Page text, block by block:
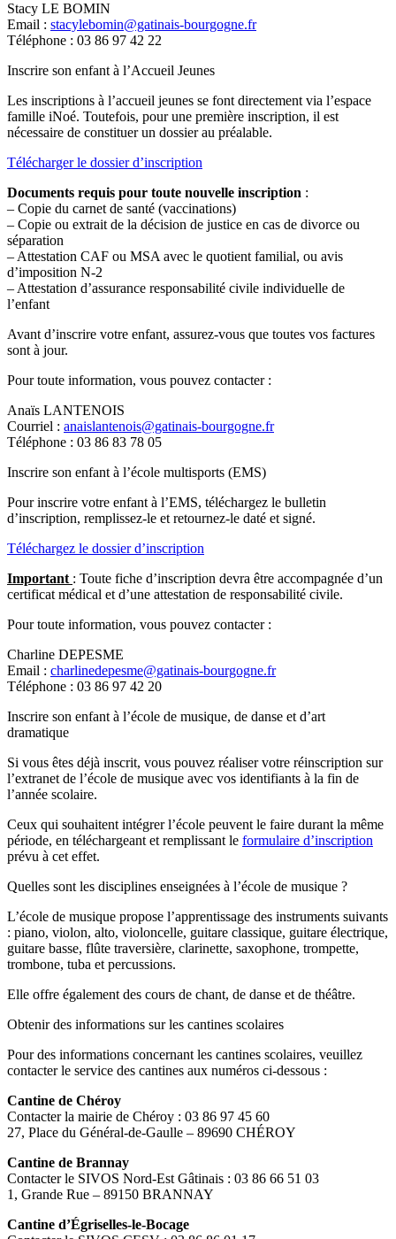
Stacy LE BOMIN
Email : stacylebomin@gatinais-bourgogne.fr
Téléphone : 03 86 97 42 22
Inscrire son enfant à l’Accueil Jeunes
Les inscriptions à l’accueil jeunes se font directement via l’espace
famille iNoé. Toutefois, pour une première inscription, il est
nécessaire de constituer un dossier au préalable.
Télécharger le dossier d’inscription
Documents requis pour toute nouvelle inscription :
– Copie du carnet de santé (vaccinations)
– Copie ou extrait de la décision de justice en cas de divorce ou
séparation
– Attestation CAF ou MSA avec le quotient familial, ou avis
d’imposition N-2
– Attestation d’assurance responsabilité civile individuelle de
l’enfant
Avant d’inscrire votre enfant, assurez-vous que toutes vos factures
sont à jour.
Pour toute information, vous pouvez contacter :
Anaïs LANTENOIS
Courriel : anaislantenois@gatinais-bourgogne.fr
Téléphone : 03 86 83 78 05
Inscrire son enfant à l’école multisports (EMS)
Pour inscrire votre enfant à l’EMS, téléchargez le bulletin
d’inscription, remplissez-le et retournez-le daté et signé.
Téléchargez le dossier d’inscription
Important : Toute fiche d’inscription devra être accompagnée d’un
certificat médical et d’une attestation de responsabilité civile.
Pour toute information, vous pouvez contacter :
Charline DEPESME
Email : charlinedepesme@gatinais-bourgogne.fr
Téléphone : 03 86 97 42 20
Inscrire son enfant à l’école de musique, de danse et d’art
dramatique
Si vous êtes déjà inscrit, vous pouvez réaliser votre réinscription sur
l’extranet de l’école de musique avec vos identifiants à la fin de
l’année scolaire.
Ceux qui souhaitent intégrer l’école peuvent le faire durant la même
période, en téléchargeant et remplissant le formulaire d’inscription
prévu à cet effet.
Quelles sont les disciplines enseignées à l’école de musique ?
L’école de musique propose l’apprentissage des instruments suivants
: piano, violon, alto, violoncelle, guitare classique, guitare électrique,
guitare basse, flûte traversière, clarinette, saxophone, trompette,
trombone, tuba et percussions.
Elle offre également des cours de chant, de danse et de théâtre.
Obtenir des informations sur les cantines scolaires
Pour des informations concernant les cantines scolaires, veuillez
contacter le service des cantines aux numéros ci-dessous :
Cantine de Chéroy
Contacter la mairie de Chéroy : 03 86 97 45 60
27, Place du Général-de-Gaulle – 89690 CHÉROY
Cantine de Brannay
Contacter le SIVOS Nord-Est Gâtinais : 03 86 66 51 03
1, Grande Rue – 89150 BRANNAY
Cantine d’Égriselles-le-Bocage